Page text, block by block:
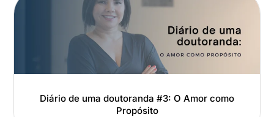
Diário de uma doutoranda #3: O Amor como
Propósito